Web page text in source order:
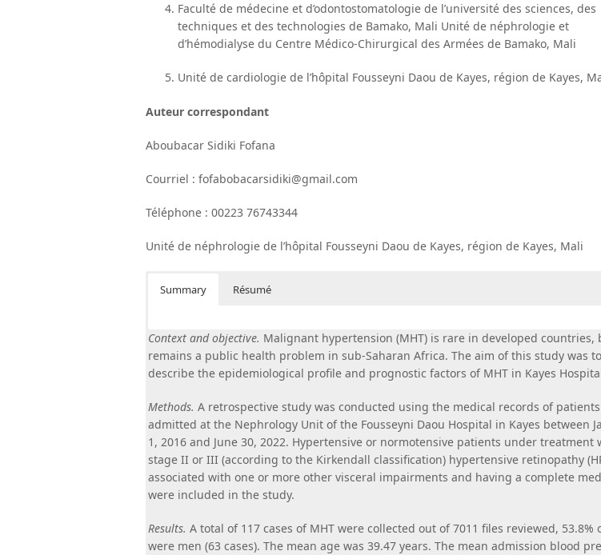
Faculté de médecine et d’odontostomatologie de l’université des sciences, des
techniques et des technologies de Bamako, Mali Unité de néphrologie et
d’hémodialyse du Centre Médico-Chirurgical des Armées de Bamako, Mali
Unité de cardiologie de l’hôpital Fousseyni Daou de Kayes, région de Kayes,
Auteur correspondant
Aboubacar Sidiki Fofana
Courriel : fofabobacarsidiki@gmail.com
Téléphone : 00223 76743344
Unité de néphrologie de l’hôpital Fousseyni Daou de Kayes, région de Kayes, Mali
Summary Résumé
Context and objective. Malignant hypertension (MHT) is rare in developed countries,
remains a public health problem in sub-Saharan Africa. The aim of this study was to
describe the epidemiological profile and prognostic factors of MHT in Kayes
Methods. A retrospective study was conducted using the medical records of patients
admitted at the Nephrology Unit of the Fousseyni Daou Hospital in Kayes between
1, 2016 and June 30, 2022. Hypertensive or normotensive patients under treatment
stage II or III (according to the Kirkendall classification) hypertensive retinopathy
associated with one or more other visceral impairments and having a complete
were included in the study.
Results. A total of 117 cases of MHT were collected out of 7011 files reviewed, 53.8%
were men (63 cases). The mean age was 39.47 years. The mean admission blood